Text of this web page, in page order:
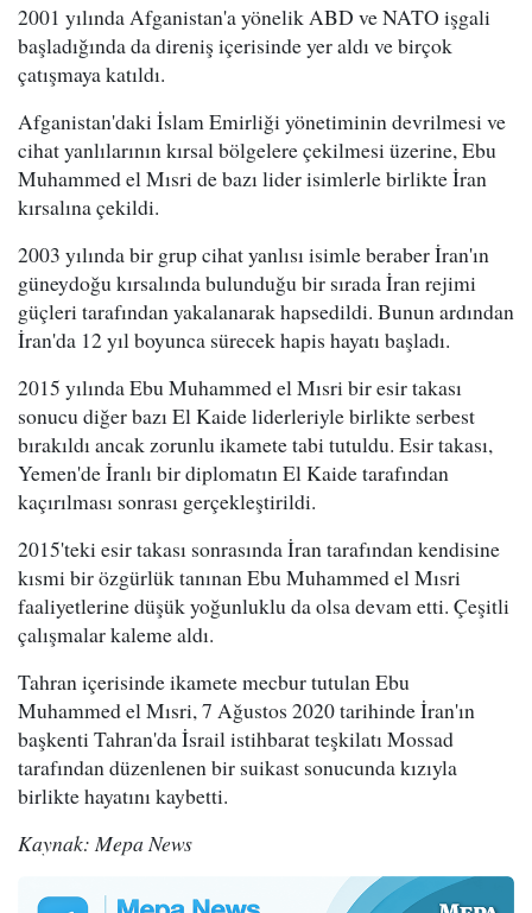
2001 yılında Afganistan'a yönelik ABD ve NATO işgali
başladığında da direniş içerisinde yer aldı ve birçok
çatışmaya katıldı.
Afganistan'daki İslam Emirliği yönetiminin devrilmesi ve
cihat yanlılarının kırsal bölgelere çekilmesi üzerine, Ebu
Muhammed el Mısri de bazı lider isimlerle birlikte İran
kırsalına çekildi.
2003 yılında bir grup cihat yanlısı isimle beraber İran'ın
güneydoğu kırsalında bulunduğu bir sırada İran rejimi
güçleri tarafından yakalanarak hapsedildi. Bunun ardından
İran'da 12 yıl boyunca sürecek hapis hayatı başladı.
2015 yılında Ebu Muhammed el Mısri bir esir takası
sonucu diğer bazı El Kaide liderleriyle birlikte serbest
bırakıldı ancak zorunlu ikamete tabi tutuldu. Esir takası,
Yemen'de İranlı bir diplomatın El Kaide tarafından
kaçırılması sonrası gerçekleştirildi.
2015'teki esir takası sonrasında İran tarafından kendisine
kısmi bir özgürlük tanınan Ebu Muhammed el Mısri
faaliyetlerine düşük yoğunluklu da olsa devam etti. Çeşitli
çalışmalar kaleme aldı.
Tahran içerisinde ikamete mecbur tutulan Ebu
Muhammed el Mısri, 7 Ağustos 2020 tarihinde İran'ın
başkenti Tahran'da İsrail istihbarat teşkilatı Mossad
tarafından düzenlenen bir suikast sonucunda kızıyla
birlikte hayatını kaybetti.
Kaynak: Mepa News